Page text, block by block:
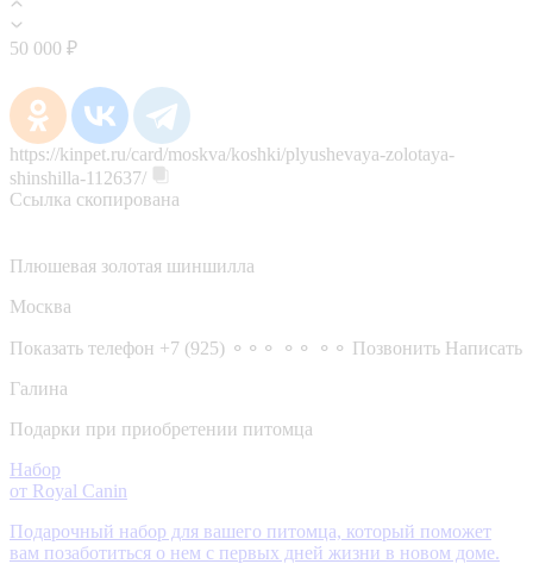
50 000 ₽
https://kinpet.ru/card/moskva/koshki/plyushevaya-zolotaya-
shinshilla-112637/
Ссылка скопирована
Плюшевая золотая шиншилла
Москва
Показать телефон +7 (925) ⚬⚬⚬ ⚬⚬ ⚬⚬ Позвонить Написать
Галина
Подарки при приобретении питомца
Набор
от Royal Canin
Подарочный набор для вашего питомца, который поможет
вам позаботиться о нем с первых дней жизни в новом доме.